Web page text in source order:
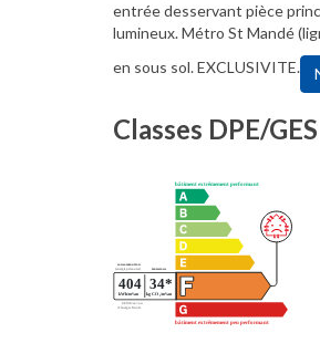
entrée desservant pièce
lumineux. Métro St Mandé
en sous sol. EXCLUSIVITE.
Classes DPE/GES